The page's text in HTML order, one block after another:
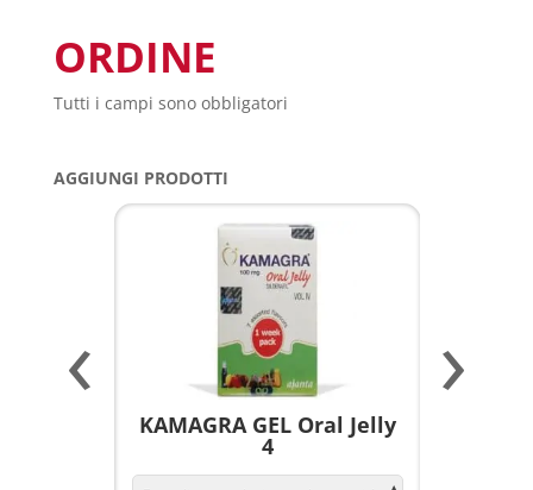
ORDINE
Tutti i campi sono obbligatori
AGGIUNGI PRODOTTI
KAMAGRA GEL Oral Jelly
4
‹ ›